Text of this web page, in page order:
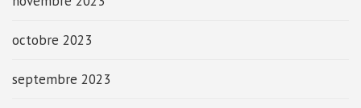
octobre 2023
septembre 2023